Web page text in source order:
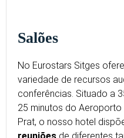
Salões
No Eurostars Sitges
variedade de recursos
conferências. Situado a
25 minutos do
Prat, o nosso hotel